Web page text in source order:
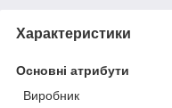
Характеристики
Основні атрибути
Виробник